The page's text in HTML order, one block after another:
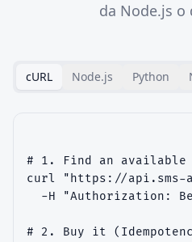
da Node.js o
cURL Node.js Python
# 1. Find an available
curl "https://api.sms-
-H "Authorization:
# 2. Buy it